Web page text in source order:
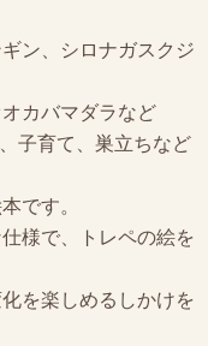
ン、シロナガスクジ
カバマダラなど
子育て、巣立ちなど
です。
様で、トレペの絵を
を楽しめるしかけを